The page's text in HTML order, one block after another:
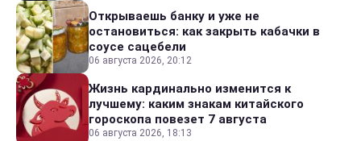
Открываешь банку и уже не
остановиться: как закрыть кабачки в
соусе сацебели
06 августа 2026, 20:12
Жизнь кардинально изменится к
лучшему: каким знакам китайского
гороскопа повезет 7 августа
06 августа 2026, 18:13